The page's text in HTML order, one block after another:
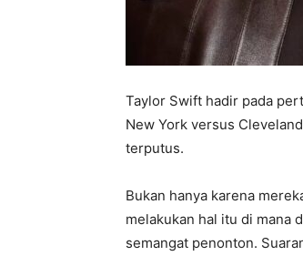
Taylor Swift hadir pada
New York versus
terputus.
Bukan hanya karena
melakukan hal itu di mana
semangat penonton.